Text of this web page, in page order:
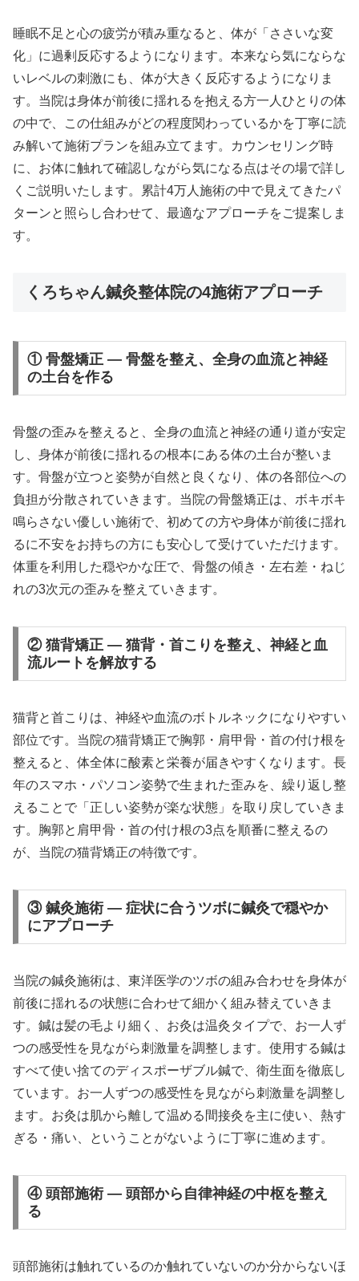
睡眠不足と心の疲労が積み重なると、体が「ささいな変
化」に過剰反応するようになります。本来なら気にならな
いレベルの刺激にも、体が大きく反応するようになりま
す。当院は身体が前後に揺れるを抱える方一人ひとりの体
の中で、この仕組みがどの程度関わっているかを丁寧に読
み解いて施術プランを組み立てます。カウンセリング時
に、お体に触れて確認しながら気になる点はその場で詳し
くご説明いたします。累計4万人施術の中で見えてきたパ
ターンと照らし合わせて、最適なアプローチをご提案しま
す。
くろちゃん鍼灸整体院の4施術アプローチ
① 骨盤矯正 — 骨盤を整え、全身の血流と神経
の土台を作る
骨盤の歪みを整えると、全身の血流と神経の通り道が安定
し、身体が前後に揺れるの根本にある体の土台が整いま
す。骨盤が立つと姿勢が自然と良くなり、体の各部位への
負担が分散されていきます。当院の骨盤矯正は、ボキボキ
鳴らさない優しい施術で、初めての方や身体が前後に揺れ
るに不安をお持ちの方にも安心して受けていただけます。
体重を利用した穏やかな圧で、骨盤の傾き・左右差・ねじ
れの3次元の歪みを整えていきます。
② 猫背矯正 — 猫背・首こりを整え、神経と血
流ルートを解放する
猫背と首こりは、神経や血流のボトルネックになりやすい
部位です。当院の猫背矯正で胸郭・肩甲骨・首の付け根を
整えると、体全体に酸素と栄養が届きやすくなります。長
年のスマホ・パソコン姿勢で生まれた歪みを、繰り返し整
えることで「正しい姿勢が楽な状態」を取り戻していきま
す。胸郭と肩甲骨・首の付け根の3点を順番に整えるの
が、当院の猫背矯正の特徴です。
③ 鍼灸施術 — 症状に合うツボに鍼灸で穏やか
にアプローチ
当院の鍼灸施術は、東洋医学のツボの組み合わせを身体が
前後に揺れるの状態に合わせて細かく組み替えていきま
す。鍼は髪の毛より細く、お灸は温灸タイプで、お一人ず
つの感受性を見ながら刺激量を調整します。使用する鍼は
すべて使い捨てのディスポーザブル鍼で、衛生面を徹底し
ています。お一人ずつの感受性を見ながら刺激量を調整し
ます。お灸は肌から離して温める間接灸を主に使い、熱す
ぎる・痛い、ということがないように丁寧に進めます。
④ 頭部施術 — 頭部から自律神経の中枢を整え
る
頭部施術は触れているのか触れていないのか分からないほ